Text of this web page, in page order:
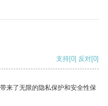
支持[0] 反对[0]
来了无限的隐私保护和安全性保